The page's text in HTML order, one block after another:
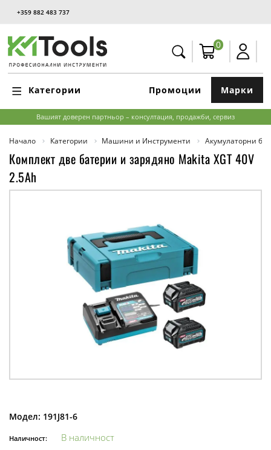
+359 882 483 737
0
Категории Марки
Промоции
Вашият доверен партньор – консултация, продажби, сервиз
Начало Категории Машини и Инструменти Акумулаторни
Комплект две батерии и зарядяно Makita XGT 40V
2.5Ah
Модел: 191J81-6
Наличност: В наличност